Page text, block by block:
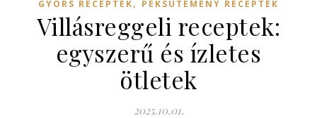
GYORS RECEPTEK, PÉKSÜTEMÉNY RECEPTEK
Villásreggeli receptek:
egyszerű és ízletes
ötletek
2025.10.01.